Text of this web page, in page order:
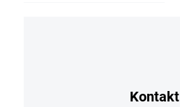
Kontakt